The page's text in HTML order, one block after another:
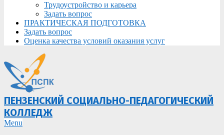
Трудоустройство и карьера
Задать вопрос
ПРАКТИЧЕСКАЯ ПОДГОТОВКА
Задать вопрос
Оценка качества условий оказания услуг
ПЕНЗЕНСКИЙ СОЦИАЛЬНО-ПЕДАГОГИЧЕСКИЙ
КОЛЛЕДЖ
Primary
Menu